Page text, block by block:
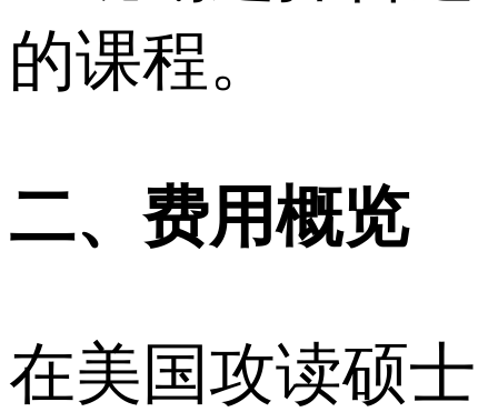
的课程。
二、费用概览
在美国攻读硕士